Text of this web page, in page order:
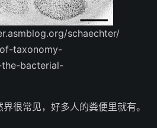
schaechter/
taxonomy-
bacterial-
很常见，好多人的粪便里就有。